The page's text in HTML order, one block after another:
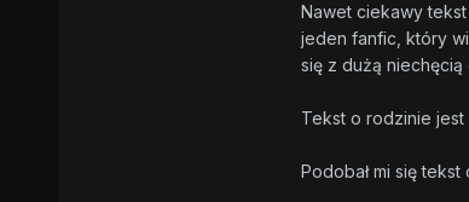
Nawet ciekawy
jeden fanfic, który
się z dużą
Tekst o rodzinie jest
Podobał mi się